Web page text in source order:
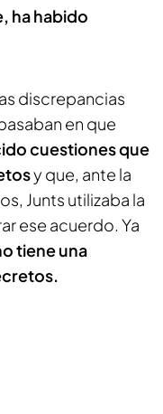
ha habido
discrepancias
en que
cuestiones que
y que, ante la
Junts utilizaba la
ese acuerdo. Ya
tiene una